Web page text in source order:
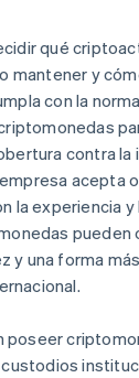
qué
mantener y
con la
contra la
acepta
la experiencia
pueden
y una forma
poseer